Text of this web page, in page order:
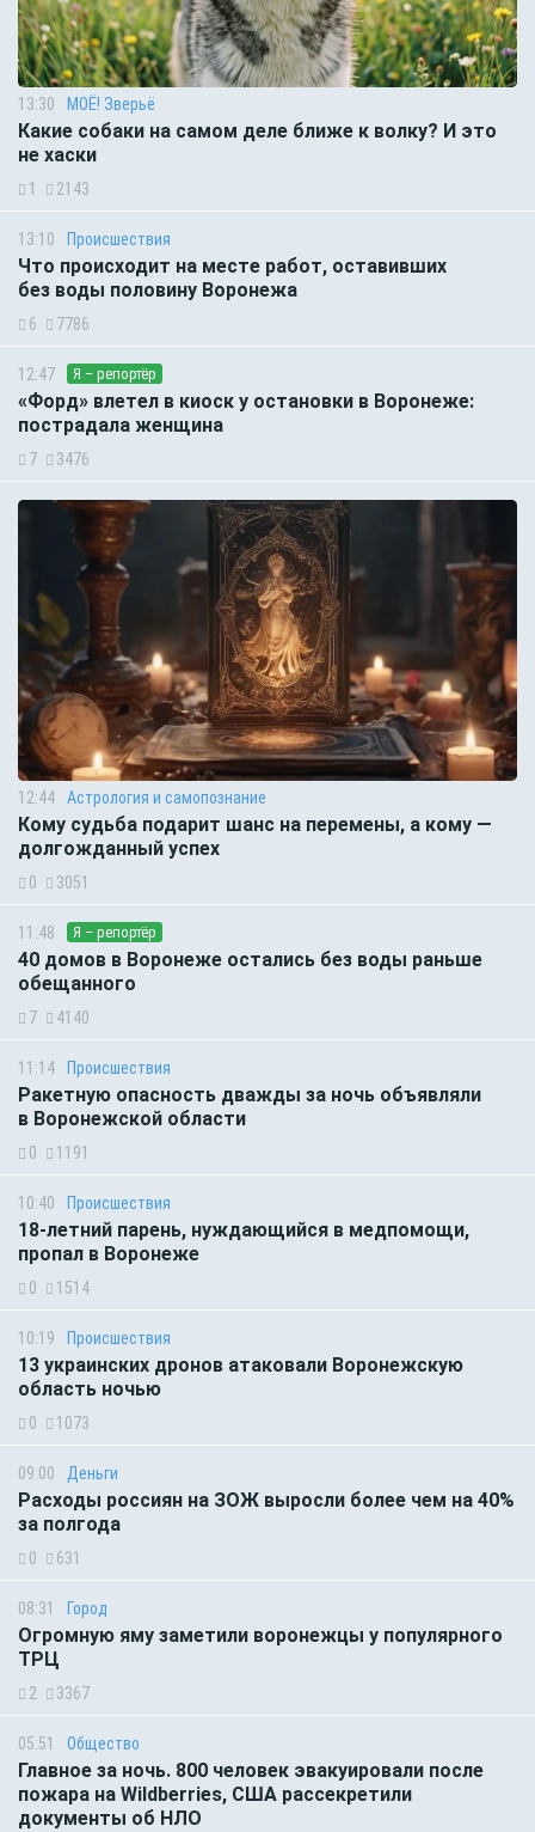
13:30 МОЁ! Зверьё
Какие собаки на самом деле ближе к волку? И это
не хаски
1 2143
13:10 Происшествия
Что происходит на месте работ, оставивших
без воды половину Воронежа
6 7786
12:47 Я – репортёр
«Форд» влетел в киоск у остановки в Воронеже:
пострадала женщина
7 3476
12:44 Астрология и самопознание
Кому судьба подарит шанс на перемены, а кому —
долгожданный успех
0 3051
11:48 Я – репортёр
40 домов в Воронеже остались без воды раньше
обещанного
7 4140
11:14 Происшествия
Ракетную опасность дважды за ночь объявляли
в Воронежской области
0 1191
10:40 Происшествия
18-летний парень, нуждающийся в медпомощи,
пропал в Воронеже
0 1514
10:19 Происшествия
13 украинских дронов атаковали Воронежскую
область ночью
0 1073
09:00 Деньги
Расходы россиян на ЗОЖ выросли более чем на 40%
за полгода
0 631
08:31 Город
Огромную яму заметили воронежцы у популярного
ТРЦ
2 3367
05:51 Общество
Главное за ночь. 800 человек эвакуировали после
пожара на Wildberries, США рассекретили
документы об НЛО